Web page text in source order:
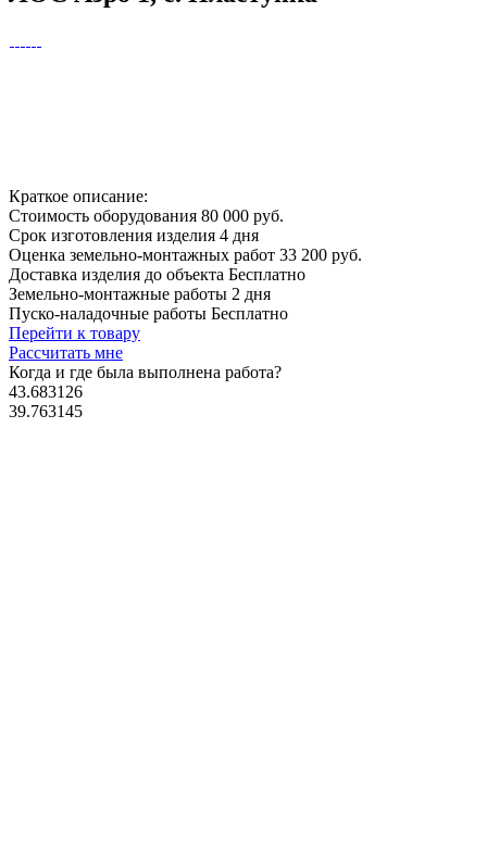
Краткое описание:
Стоимость оборудования 80 000 руб.
Срок изготовления изделия 4 дня
Оценка земельно-монтажных работ 33 200 руб.
Доставка изделия до объекта Бесплатно
Земельно-монтажные работы 2 дня
Пуско-наладочные работы Бесплатно
Перейти к товару
Рассчитать мне
Когда и где была выполнена работа?
43.683126
39.763145